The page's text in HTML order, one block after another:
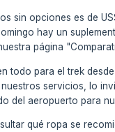
sin opciones es de
hay un
página
todo para el trek
servicios, lo
del aeropuerto para
qué ropa se